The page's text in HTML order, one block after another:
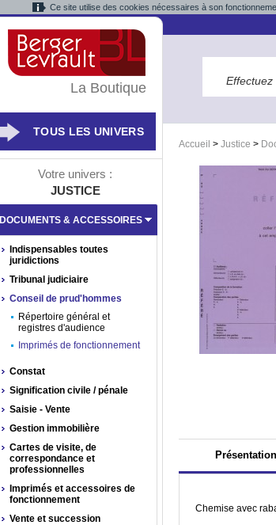
Ce site utilise des cookies nécessaires à son
Accueil > Justice >
Présentation
Chemise avec
La Boutique
TOUS LES UNIVERS
Votre univers :
JUSTICE
DOCUMENTS & ACCESSOIRES
Indispensables toutes
juridictions
Tribunal judiciaire
Conseil de prud'hommes
Répertoire général et
registres d'audience
Imprimés de fonctionnement
Constat
Signification civile / pénale
Saisie - Vente
Gestion immobilière
Cartes de visite, de
correspondance et
professionnelles
Imprimés et accessoires de
fonctionnement
Vente et succession